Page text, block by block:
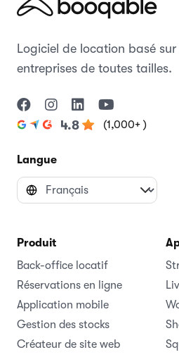
Logiciel de location basé
entreprises de toutes tailles.
4.8 (1,000+ )
Langue
Produit
Back-office locatif
Réservations en ligne
Application mobile
Gestion des stocks
Créateur de site web